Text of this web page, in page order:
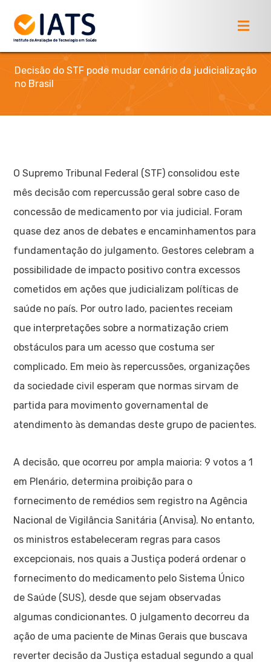
Decisão do STF pode mudar cenário da judicialização
no Brasil
O Supremo Tribunal Federal (STF) consolidou este
mês decisão com repercussão geral sobre caso de
concessão de medicamento por via judicial. Foram
quase dez anos de debates e encaminhamentos para
fundamentação do julgamento. Gestores celebram a
possibilidade de impacto positivo contra excessos
cometidos em ações que judicializam políticas de
saúde no país. Por outro lado, pacientes receiam
que interpretações sobre a normatização criem
obstáculos para um acesso que costuma ser
complicado. Em meio às repercussões, organizações
da sociedade civil esperam que normas sirvam de
partida para movimento governamental de
atendimento às demandas deste grupo de pacientes.
A decisão, que ocorreu por ampla maioria: 9 votos a 1
em Plenário, determina proibição para o
fornecimento de remédios sem registro na Agência
Nacional de Vigilância Sanitária (Anvisa). No entanto,
os ministros estabeleceram regras para casos
excepcionais, nos quais a Justiça poderá ordenar o
fornecimento do medicamento pelo Sistema Único
de Saúde (SUS), desde que sejam observadas
algumas condicionantes. O julgamento decorreu da
ação de uma paciente de Minas Gerais que buscava
reverter decisão da Justiça estadual segundo a qual